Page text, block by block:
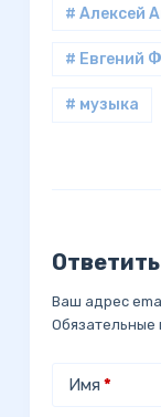
# Алексей
# Евгений
# музыка
Ответить
Ваш адрес
Обязательные
Имя *